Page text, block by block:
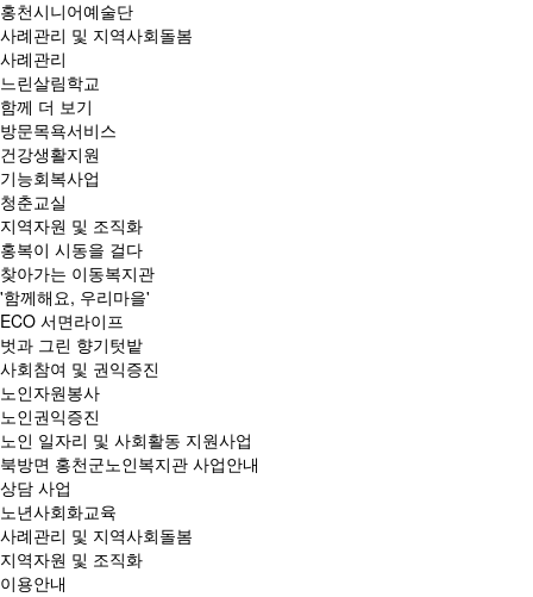
홍천시니어예술단
사례관리 및 지역사회돌봄
사례관리
느린살림학교
함께 더 보기
방문목욕서비스
건강생활지원
기능회복사업
청춘교실
지역자원 및 조직화
홍복이 시동을 걸다
찾아가는 이동복지관
'함께해요, 우리마을'
ECO 서면라이프
벗과 그린 향기텃밭
사회참여 및 권익증진
노인자원봉사
노인권익증진
노인 일자리 및 사회활동 지원사업
북방면 홍천군노인복지관 사업안내
상담 사업
노년사회화교육
사례관리 및 지역사회돌봄
지역자원 및 조직화
이용안내